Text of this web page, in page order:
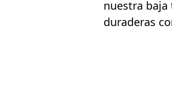
nuestra baja
duraderas